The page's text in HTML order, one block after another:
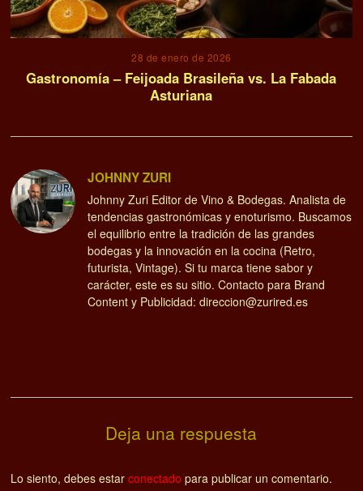
28 de enero de 2026
Gastronomía – Feijoada Brasileña vs. La Fabada
Asturiana
JOHNNY ZURI
Johnny Zuri Editor de Vino & Bodegas. Analista de
tendencias gastronómicas y enoturismo. Buscamos
el equilibrio entre la tradición de las grandes
bodegas y la innovación en la cocina (Retro,
futurista, Vintage). Si tu marca tiene sabor y
carácter, este es su sitio. Contacto para Brand
Content y Publicidad: direccion@zurired.es
Deja una respuesta
Lo siento, debes estarconectado para publicar un comentario.